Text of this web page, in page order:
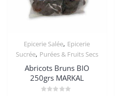
Epicerie Salée, Epicerie
Sucrée, Purées & Fruits Secs
Abricots Bruns BIO
250grs MARKAL